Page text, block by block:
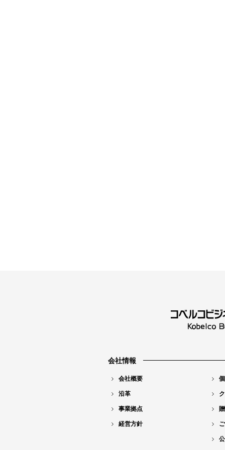
会社情報
会社概要
沿革
事業拠点
経営方針